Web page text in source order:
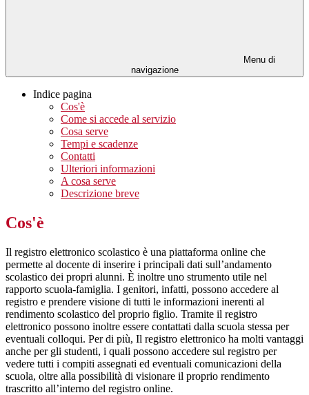
Menu di
navigazione
Indice pagina
Cos'è
Come si accede al servizio
Cosa serve
Tempi e scadenze
Contatti
Ulteriori informazioni
A cosa serve
Descrizione breve
Cos'è
Il registro elettronico scolastico è una piattaforma online che
permette al docente di inserire i principali dati sull’andamento
scolastico dei propri alunni. È inoltre uno strumento utile nel
rapporto scuola-famiglia. I genitori, infatti, possono accedere al
registro e prendere visione di tutti le informazioni inerenti al
rendimento scolastico del proprio figlio. Tramite il registro
elettronico possono inoltre essere contattati dalla scuola stessa per
eventuali colloqui. Per di più, Il registro elettronico ha molti vantaggi
anche per gli studenti, i quali possono accedere sul registro per
vedere tutti i compiti assegnati ed eventuali comunicazioni della
scuola, oltre alla possibilità di visionare il proprio rendimento
trascritto all’interno del registro online.